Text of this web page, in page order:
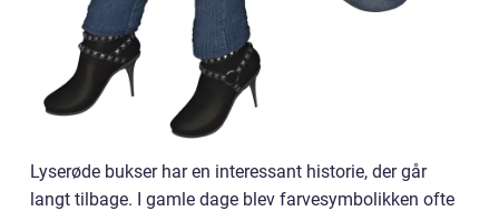
Lyserøde bukser har en interessant historie, der går
langt tilbage. I gamle dage blev farvesymbolikken ofte